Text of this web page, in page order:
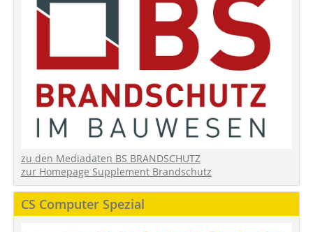
zu den Mediadaten BS BRANDSCHUTZ
zur Homepage Supplement Brandschutz
CS Computer Spezial